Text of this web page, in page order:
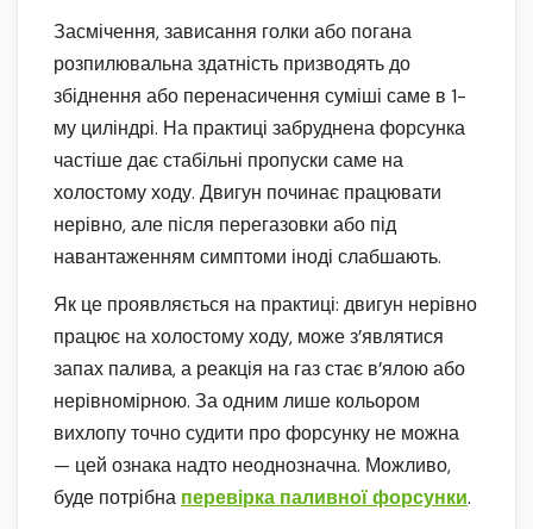
Засмічення, зависання голки або погана
розпилювальна здатність призводять до
збіднення або перенасичення суміші саме в 1-
му циліндрі. На практиці забруднена форсунка
частіше дає стабільні пропуски саме на
холостому ходу. Двигун починає працювати
нерівно, але після перегазовки або під
навантаженням симптоми іноді слабшають.
Як це проявляється на практиці: двигун нерівно
працює на холостому ходу, може з’являтися
запах палива, а реакція на газ стає в’ялою або
нерівномірною. За одним лише кольором
вихлопу точно судити про форсунку не можна
— цей ознака надто неоднозначна. Можливо,
буде потрібна перевірка паливної форсунки.